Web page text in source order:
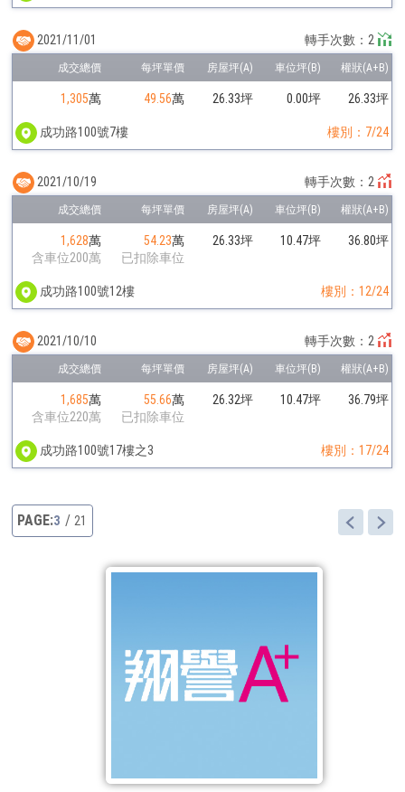
1,305萬 49.56萬 26.33坪 0.00坪 26.33坪
成功路100號7樓 樓別：7/24
2021/11/01 轉手次數：2
1,628萬
含車位200萬
54.23萬
已扣除車位
26.33坪 10.47坪 36.80坪
成功路100號12樓 樓別：12/24
2021/10/19 轉手次數：2
1,685萬
含車位220萬
55.66萬
已扣除車位
26.32坪 10.47坪 36.79坪
成功路100號17樓之3 樓別：17/24
2021/10/10 轉手次數：2
3 21